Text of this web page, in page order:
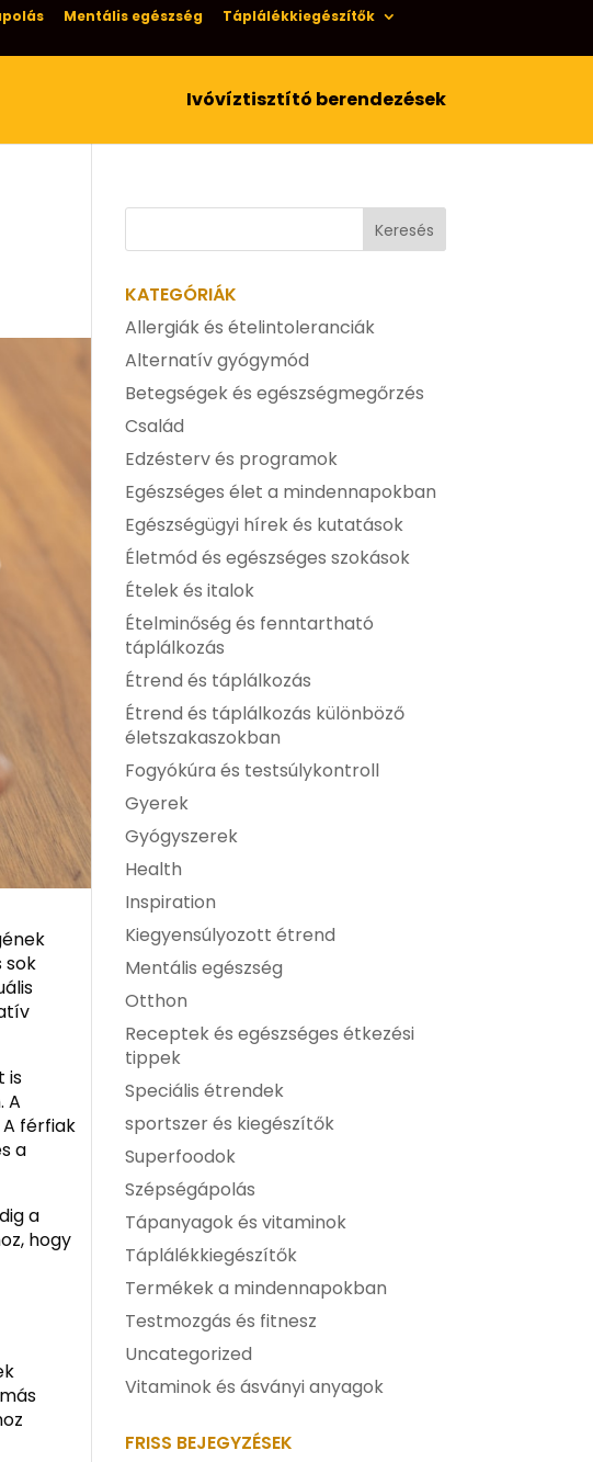
Mentális egészség
Táplálékkiegészítők
Ivóvíztisztító berendezések
sok
is
A
férfiak
a
a
hogy
KATEGÓRIÁK
Allergiák és ételintoleranciák
Alternatív gyógymód
Betegségek és egészségmegőrzés
Család
Edzésterv és programok
Egészséges élet a mindennapokban
Egészségügyi hírek és kutatások
Életmód és egészséges szokások
Ételek és italok
Ételminőség és fenntartható
táplálkozás
Étrend és táplálkozás
Étrend és táplálkozás különböző
életszakaszokban
Fogyókúra és testsúlykontroll
Gyerek
Gyógyszerek
Health
Inspiration
Kiegyensúlyozott étrend
Mentális egészség
Otthon
Receptek és egészséges étkezési
tippek
Speciális étrendek
sportszer és kiegészítők
Superfoodok
Szépségápolás
Tápanyagok és vitaminok
Táplálékkiegészítők
Termékek a mindennapokban
Testmozgás és fitnesz
Uncategorized
Vitaminok és ásványi anyagok
FRISS BEJEGYZÉSEK